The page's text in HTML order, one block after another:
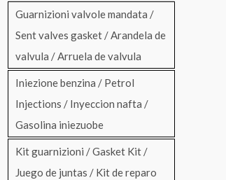
Guarnizioni valvole mandata /
Sent valves gasket / Arandela de
valvula / Arruela de valvula
Iniezione benzina / Petrol
Injections / Inyeccion nafta /
Gasolina iniezuobe
Kit guarnizioni / Gasket Kit /
Juego de juntas / Kit de reparo